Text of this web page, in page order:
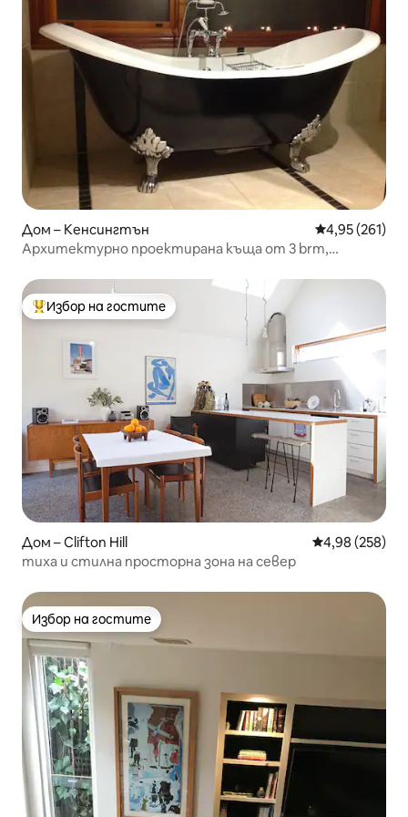
Дом – Кенсингтън Средна
4,95 (261)
Архитектурно проектирана къща от 3 brm,
Най-популярен избор на гостите
Избор на гостите
Дом – Clifton Hill Средна
4,98 (258)
тиха и стилна просторна зона на север
Избор на гостите
Избор на гостите